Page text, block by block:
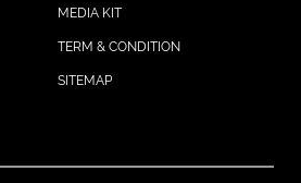
MEDIA KIT
TERM & CONDITION
SITEMAP